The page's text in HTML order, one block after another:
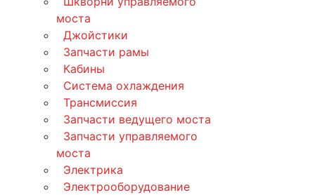
моста
Джойстики
Запчасти рамы
Кабины
Система охлаждения
Трансмиссия
Запчасти ведущего моста
Запчасти управляемого
моста
Электрика
Электрооборудование